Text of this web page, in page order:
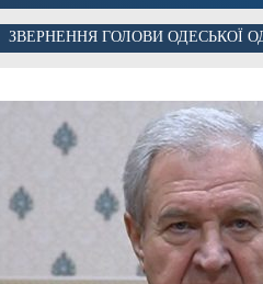
ЗВЕРНЕННЯ ГОЛОВИ ОДЕСЬКОЇ